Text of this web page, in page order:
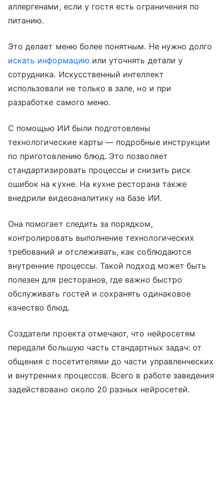
аллергенами, если у гостя есть ограничения по
питанию.
Это делает меню более понятным. Не нужно долго
искать информацию или уточнять детали у
сотрудника. Искусственный интеллект
использовали не только в зале, но и при
разработке самого меню.
С помощью ИИ были подготовлены
технологические карты — подробные инструкции
по приготовлению блюд. Это позволяет
стандартизировать процессы и снизить риск
ошибок на кухне. На кухне ресторана также
внедрили видеоаналитику на базе ИИ.
Она помогает следить за порядком,
контролировать выполнение технологических
требований и отслеживать, как соблюдаются
внутренние процессы. Такой подход может быть
полезен для ресторанов, где важно быстро
обслуживать гостей и сохранять одинаковое
качество блюд.
Создатели проекта отмечают, что нейросетям
передали большую часть стандартных задач: от
общения с посетителями до части управленческих
и внутренних процессов. Всего в работе заведения
задействовано около 20 разных нейросетей.